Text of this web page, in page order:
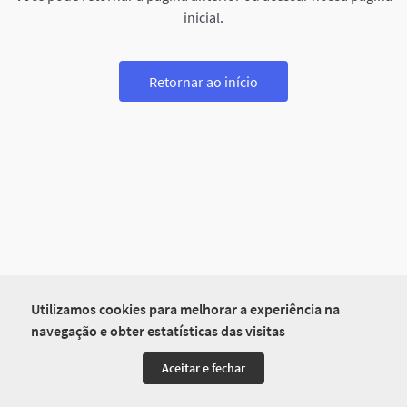
Utilizamos cookies para melhorar a experiência na
navegação e obter estatísticas das visitas
Aceitar e fechar
inicial.
Retornar ao início